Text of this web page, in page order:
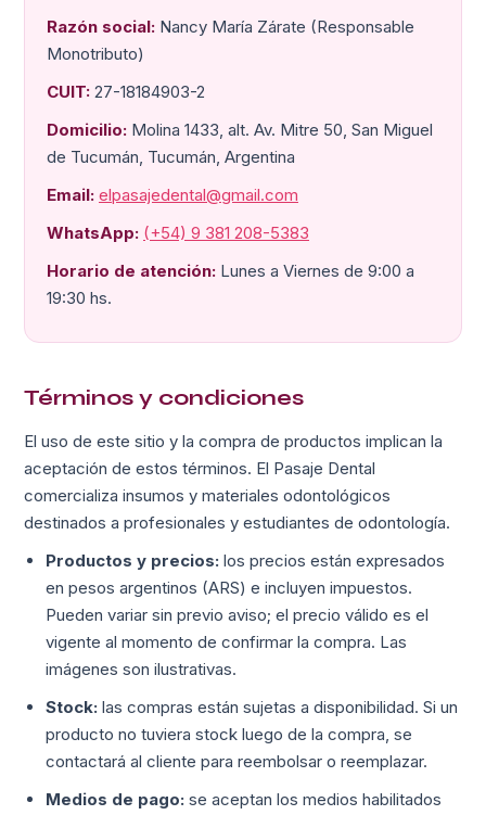
Razón social: Nancy María Zárate (Responsable
Monotributo)
CUIT: 27-18184903-2
Domicilio: Molina 1433, alt. Av. Mitre 50, San Miguel
de Tucumán, Tucumán, Argentina
Email: elpasajedental@gmail.com
WhatsApp: (+54) 9 381 208-5383
Horario de atención: Lunes a Viernes de 9:00 a
19:30 hs.
Términos y condiciones
El uso de este sitio y la compra de productos implican la
aceptación de estos términos. El Pasaje Dental
comercializa insumos y materiales odontológicos
destinados a profesionales y estudiantes de odontología.
Productos y precios: los precios están expresados
en pesos argentinos (ARS) e incluyen impuestos.
Pueden variar sin previo aviso; el precio válido es el
vigente al momento de confirmar la compra. Las
imágenes son ilustrativas.
Stock: las compras están sujetas a disponibilidad. Si un
producto no tuviera stock luego de la compra, se
contactará al cliente para reembolsar o reemplazar.
Medios de pago: se aceptan los medios habilitados